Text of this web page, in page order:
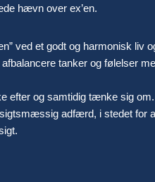
hævn over ex’en.
ved et godt og harmonisk liv
tanker og følelser
efter og samtidig tænke sig om.
adfærd, i stedet for